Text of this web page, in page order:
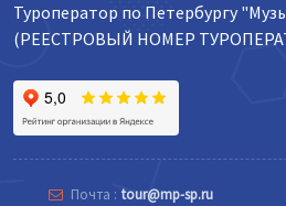
Туроператор по Петербургу
(РЕЕСТРОВЫЙ НОМЕР
Почта : tour@mp-sp.ru